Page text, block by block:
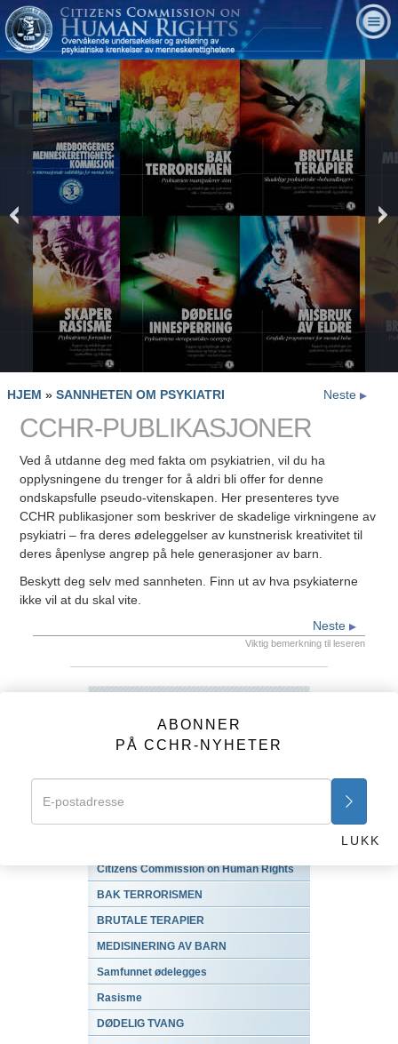
prev
next
HJEM » SANNHETEN OM PSYKIATRI Neste
CCHR-PUBLIKASJONER
Ved å utdanne deg med fakta om psykiatrien, vil du ha
opplysningene du trenger for å aldri bli offer for denne
ondskapsfulle pseudo-vitenskapen. Her presenteres tyve
CCHR publikasjoner som beskriver de skadelige virkningene av
psykiatri – fra deres ødeleggelser av kunstnerisk kreativitet til
deres åpenlyse angrep på hele generasjoner av barn.
Beskytt deg selv med sannheten. Finn ut av hva psykiaterne
ikke vil at du skal vite.
Neste
Viktig bemerkning til leseren
Citizens Commission on Human Rights
BAK TERRORISMEN
BRUTALE TERAPIER
MEDISINERING AV BARN
Samfunnet ødelegges
Rasisme
DØDELIG TVANG
ABONNER
PÅ CCHR-NYHETER
LUKK